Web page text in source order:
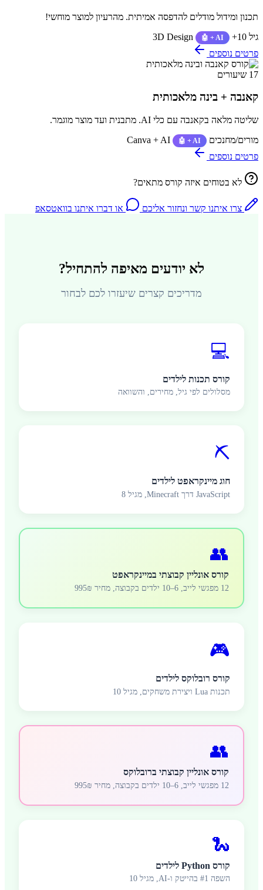
תכנון ומידול מודלים להדפסה אמיתית. מהרעיון למוצר מוחשי!
גיל 10+
3D Design 🤖 + AI
פרטים נוספים
17 שיעורים
קאנבה + בינה מלאכותית
שליטה מלאה בקאנבה עם כלי AI. מתבנית ועד מוצר מוגמר.
מורים/מחנכים
Canva + AI 🤖 + AI
פרטים נוספים
לא בטוחים איזה קורס מתאים?
צרו איתנו קשר ונחזור אליכם או דברו איתנו בוואטסאפ
לא יודעים מאיפה להתחיל?
מדריכים קצרים שיעזרו לכם לבחור
💻
קורס תכנות לילדים
מסלולים לפי גיל, מחירים, והשוואה
⛏️
חוג מיינקראפט לילדים
JavaScript דרך Minecraft, מגיל 8
👥
קורס אונליין קבוצתי במיינקראפט
12 מפגשי לייב, 6–10 ילדים בקבוצה, מחיר 995₪
🎮
קורס רובלוקס לילדים
תכנות Lua ויצירת משחקים, מגיל 10
👥
קורס אונליין קבוצתי ברובלוקס
12 מפגשי לייב, 6–10 ילדים בקבוצה, מחיר 995₪
🐍
קורס Python לילדים
השפה #1 בהייטק ו-AI, מגיל 10